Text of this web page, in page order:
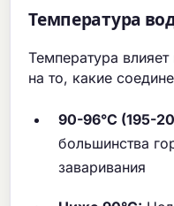
Температура
Температура
на то, какие
90-96°C (195-
большинства
заваривания